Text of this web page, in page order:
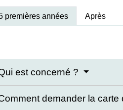
premières années Après
est concerné ?
demander la carte